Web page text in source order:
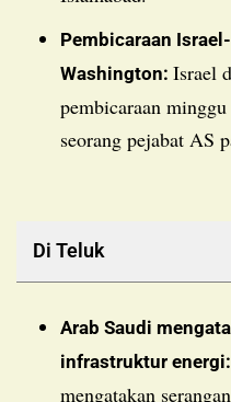
Pembicaraan
Washington: Israel
pembicaraan
seorang pejabat AS
Di Teluk
Arab Saudi
infrastruktur energi:
mengatakan